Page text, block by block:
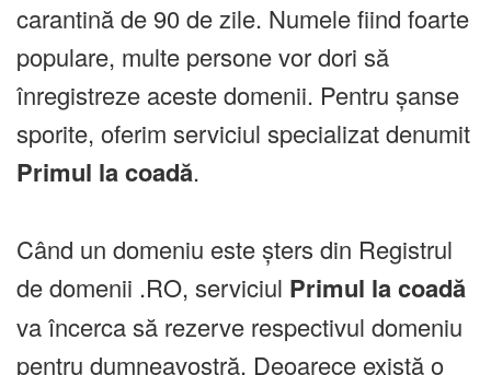
carantină de 90 de zile. Numele fiind foarte
populare, multe persone vor dori să
înregistreze aceste domenii. Pentru șanse
sporite, oferim serviciul specializat denumit
Primul la coadă.
Când un domeniu este șters din Registrul
de domenii .RO, serviciul Primul la coadă
va încerca să rezerve respectivul domeniu
pentru dumneavostră. Deoarece există o